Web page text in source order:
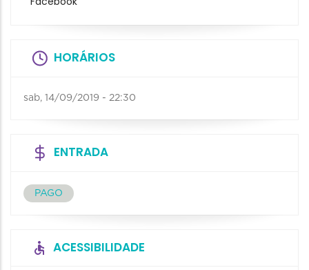
HORÁRIOS
sab, 14/09/2019 - 22:30
ENTRADA
PAGO
ACESSIBILIDADE